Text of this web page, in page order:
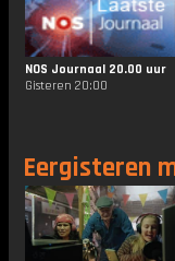
NOS Journaal 20.00 uur
Gisteren 20:00
Eergisteren